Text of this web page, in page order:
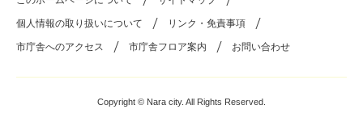
個人情報の取り扱いについて リンク・免責事項
市庁舎へのアクセス 市庁舎フロア案内 お問い合わせ
Copyright © Nara city. All Rights Reserved.